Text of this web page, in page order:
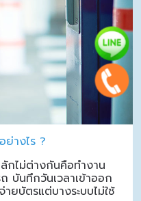
ย่างไร ?
กไม่ต่างกันคือทำงาน
บันทึกวันเวลาเข้าออก
ยบัตรแต่บางระบบไม่ใช้